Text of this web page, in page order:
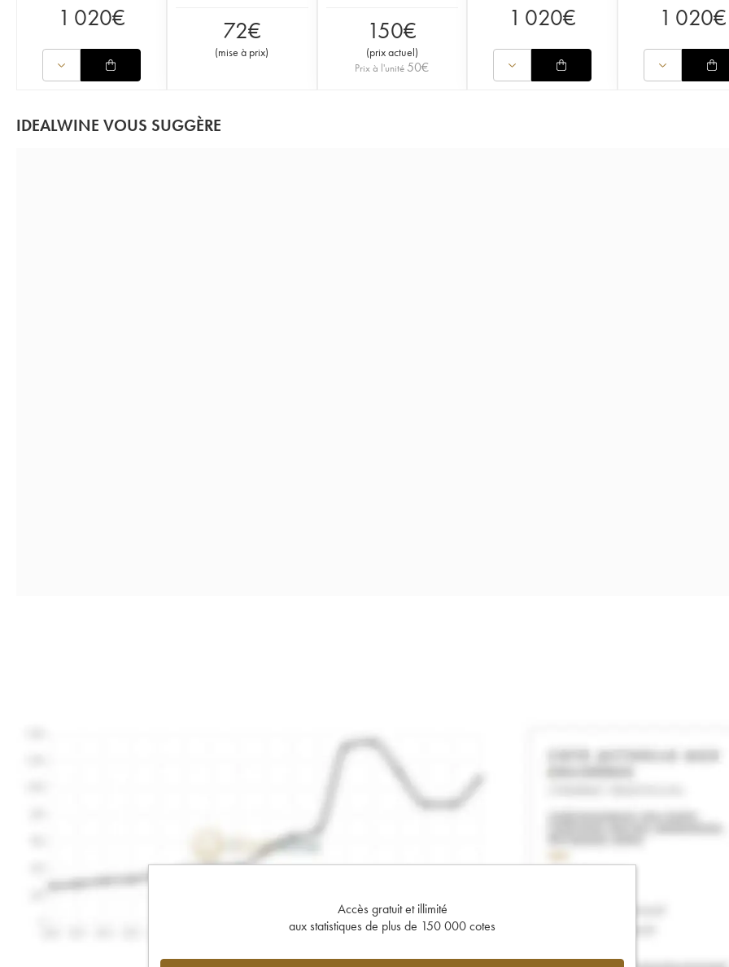
1 020€ 72€
(mise à prix)
150€
(prix actuel)
Prix à l'unité 50€
1 020€ 1 020€
IDEALWINE VOUS SUGGÈRE
Accès gratuit et illimité
aux statistiques de plus de 150 000 cotes